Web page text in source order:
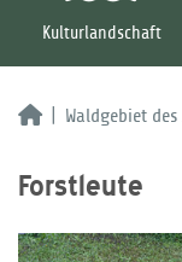
Kulturlandschaft
Waldgebiet des
Forstleute